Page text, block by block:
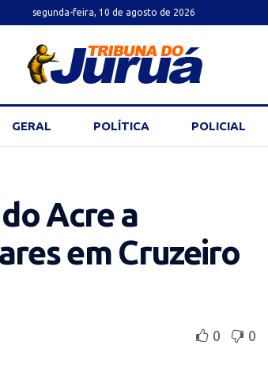
segunda-feira, 10 de agosto de 2026
GERAL POLÍTICA POLICIAL
Acre a
em Cruzeiro
0 0